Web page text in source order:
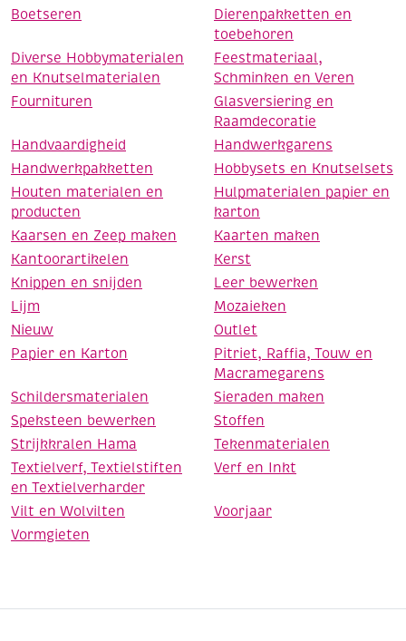
Boetseren
Dierenpakketten en
toebehoren
Diverse Hobbymaterialen
en Knutselmaterialen
Feestmateriaal,
Schminken en Veren
Fournituren
Glasversiering en
Raamdecoratie
Handvaardigheid
Handwerkgarens
Handwerkpakketten
Hobbysets en Knutselsets
Houten materialen en
producten
Hulpmaterialen papier en
karton
Kaarsen en Zeep maken
Kaarten maken
Kantoorartikelen
Kerst
Knippen en snijden
Leer bewerken
Lijm
Mozaieken
Nieuw
Outlet
Papier en Karton
Pitriet, Raffia, Touw en
Macramegarens
Schildersmaterialen
Sieraden maken
Speksteen bewerken
Stoffen
Strijkkralen Hama
Tekenmaterialen
Textielverf, Textielstiften
en Textielverharder
Verf en Inkt
Vilt en Wolvilten
Voorjaar
Vormgieten